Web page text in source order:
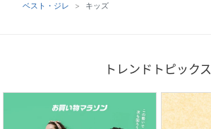
ベスト・ジレ
キッズ
トレンドトピックス